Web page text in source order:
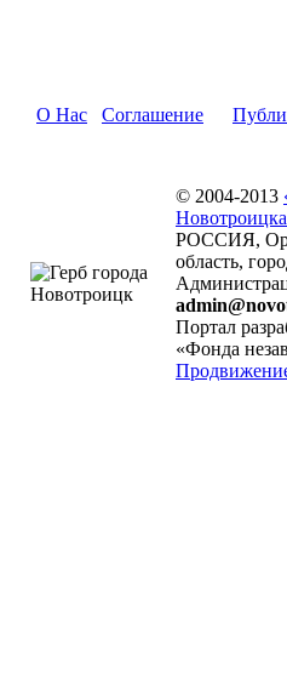
О Нас Соглашение
© 2004-2013
РОССИЯ,
область,
Портал
«Фонда